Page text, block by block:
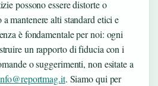
possono essere distorte o
mantenere alti standard etici e
è fondamentale per noi: ogni
un rapporto di fiducia con i
o suggerimenti, non esitate a
. Siamo qui per